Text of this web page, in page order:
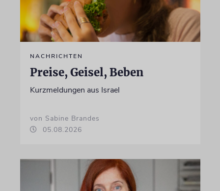
NACHRICHTEN
Preise, Geisel, Beben
Kurzmeldungen aus Israel
von Sabine Brandes
05.08.2026